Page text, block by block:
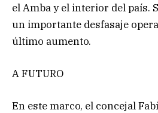
el Amba y el interior del país.
un importante desfasaje
último aumento.
A FUTURO
En este marco, el concejal